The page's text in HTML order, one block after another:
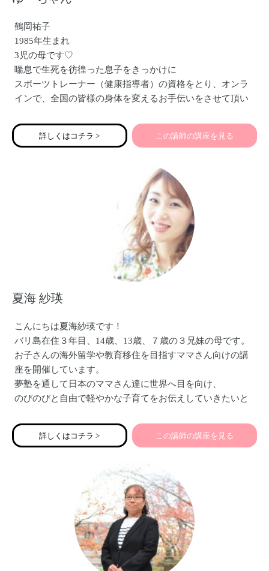
鶴岡祐子
1985年生まれ
3児の母です♡
喘息で生死を彷徨った息子をきっかけに
スポーツトレーナー（健康指導者）の資格をとり、オンラ
インで、全国の皆様の身体を変えるお手伝いをさせて頂い
痩せて、くびれができた！
尿もれがなくなった！
毎日沢山の口コミを頂けて、わたしも励みになります！
姿勢美人を増やしていきたいなと思っております♡
詳しくはコチラ > この講師の講座を見る
夏海 紗瑛
こんにちは夏海紗瑛です！
バリ島在住３年目、14歳、13歳、７歳の３兄妹の母です。
お子さんの海外留学や教育移住を目指すママさん向けの講
座を開催しています。
夢塾を通して日本のママさん達に世界へ目を向け、
のびのびと自由で軽やかな子育てをお伝えしていきたいと
皆様どうぞよろしくお願い致します。
詳しくはコチラ > この講師の講座を見る